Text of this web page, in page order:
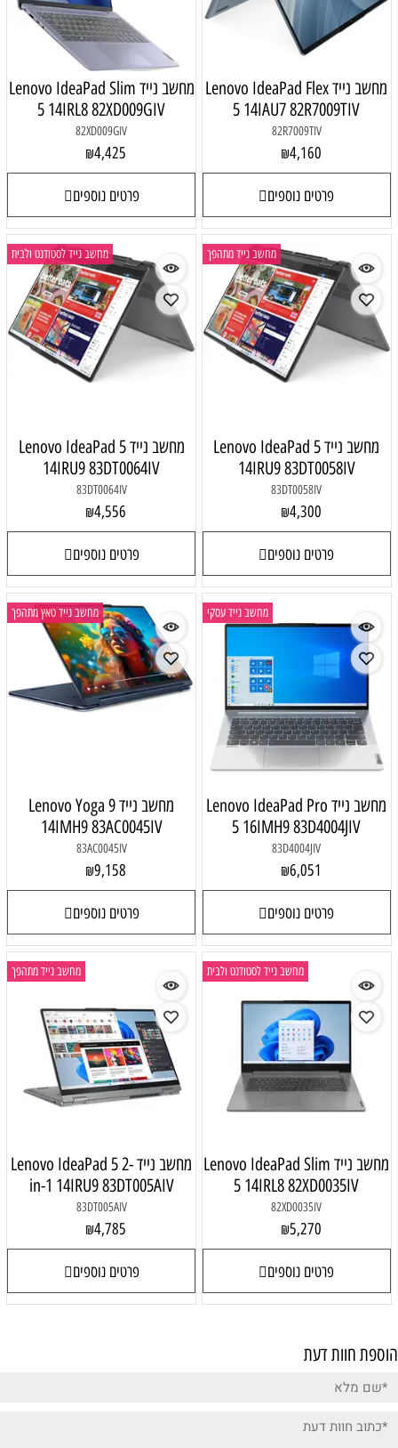
מחשב נייד Lenovo IdeaPad Flex
5 14IAU7 82R7009TIV
82R7009TIV
₪4,160
פרטים נוספים
מחשב נייד Lenovo IdeaPad Slim
5 14IRL8 82XD009GIV
82XD009GIV
₪4,425
פרטים נוספים
מחשב נייד מתהפך
מחשב נייד Lenovo IdeaPad 5
14IRU9 83DT0058IV
83DT0058IV
₪4,300
פרטים נוספים
מחשב נייד לסטודנט ולבית
מחשב נייד Lenovo IdeaPad 5
14IRU9 83DT0064IV
83DT0064IV
₪4,556
פרטים נוספים
מחשב נייד עסקי
מחשב נייד Lenovo IdeaPad Pro
5 16IMH9 83D4004JIV
83D4004JIV
₪6,051
פרטים נוספים
מחשב נייד טאץ מתהפך
מחשב נייד Lenovo Yoga 9
14IMH9 83AC0045IV
83AC0045IV
₪9,158
פרטים נוספים
מחשב נייד לסטודנט ולבית
מחשב נייד Lenovo IdeaPad Slim
5 14IRL8 82XD0035IV
82XD0035IV
₪5,270
פרטים נוספים
מחשב נייד מתהפך
מחשב נייד Lenovo IdeaPad 5 2-
in-1 14IRU9 83DT005AIV
83DT005AIV
₪4,785
פרטים נוספים
הוספת חוות דעת